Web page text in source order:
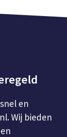
en
Wij bieden